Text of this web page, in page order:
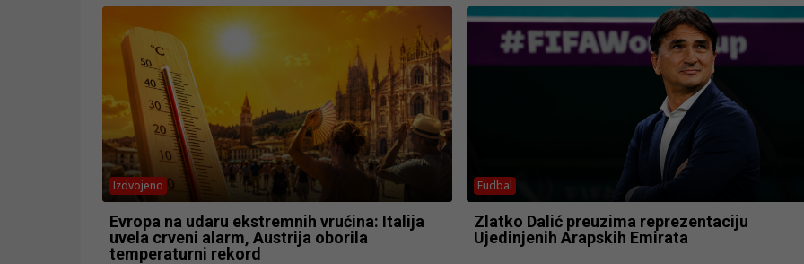
Izdvojeno
Evropa na udaru ekstremnih vrućina: Italija
uvela crveni alarm, Austrija oborila
temperaturni rekord
Fudbal
Zlatko Dalić preuzima reprezentaciju
Ujedinjenih Arapskih Emirata